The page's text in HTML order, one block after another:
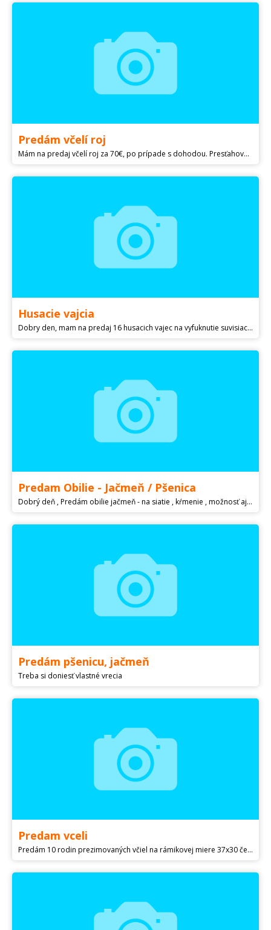
Predám včelí roj
Mám na predaj včelí roj za 70€, po prípade s dohodou. Presťahovali sa do steny starého domu a žujú tam asi 3-4 roky Prosím kontaktujte ma na email: liliom14@ S pozdravom Katonova
Husacie vajcia
Dobry den, mam na predaj 16 husacich vajec na vyfuknutie suvisiace stemou Velkej noci. Komplet 16vajec=€25(cena pevna) 1 vajce = €2 2
Predam Obilie - Jačmeň / Pšenica
Dobrý deň , Predám obilie jačmeň - na siatie , kŕmenie , možnosť aj šrotaný . Cena dohodou podľa množstva a stavu
Predám pšenicu, jačmeň
Treba si doniesť vlastné vrecia
Predam vceli
Predám 10 rodin prezimovaných včiel na rámikovej miere 37x30 čechoslovák. Cena: 1 rodina 120€. tel.cislo: